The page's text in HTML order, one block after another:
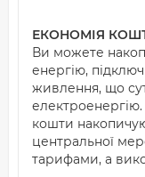
ЕКОНОМІЯ
Ви можете
енергію,
живлення, що
кошти
центральної
тарифами, а